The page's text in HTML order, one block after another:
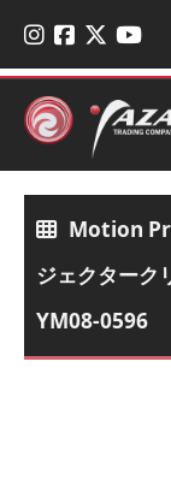
Motion
ジェクターク
YM08-0596